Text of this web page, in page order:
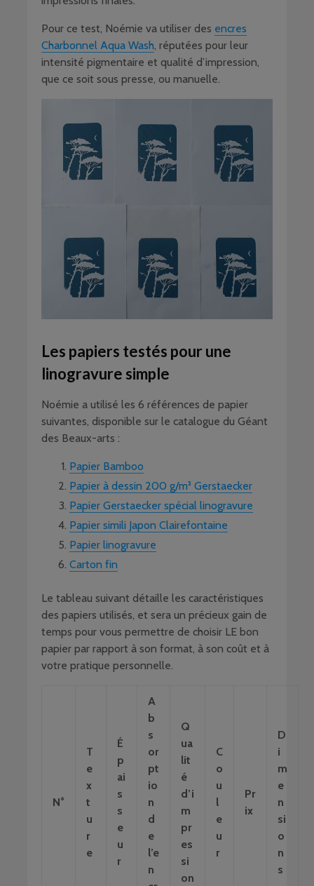
Pour ce test, Noémie va utiliser des encres
Charbonnel Aqua Wash, réputées pour leur
intensité pigmentaire et qualité d’impression,
que ce soit sous presse, ou manuelle.
Les papiers testés pour une
linogravure simple
Noémie a utilisé les 6 références de papier
suivantes, disponible sur le catalogue du Géant
des Beaux-arts :
Papier Bamboo
Papier à dessin 200 g/m² Gerstaecker
Papier Gerstaecker spécial linogravure
Papier simili Japon Clairefontaine
Papier linogravure
Carton fin
Le tableau suivant détaille les caractéristiques
des papiers utilisés, et sera un précieux gain de
temps pour vous permettre de choisir LE bon
papier par rapport à son format, à son coût et à
votre pratique personnelle.
N°
T
e
x
t
u
r
e
É
p
ai
s
s
e
u
r
A
b
s
or
pt
io
n
d
e
l’e
n
Q
ua
lit
é
d’i
m
pr
es
si
on
C
o
u
l
e
u
r
Pr
ix
D
i
m
e
n
si
o
n
s